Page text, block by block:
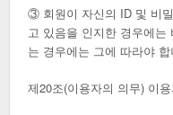
③ 회원이 자신의 ID 및 비
고 있음을 인지한 경우에는
는 경우에는 그에 따라야 합
제20조(이용자의 의무) 이